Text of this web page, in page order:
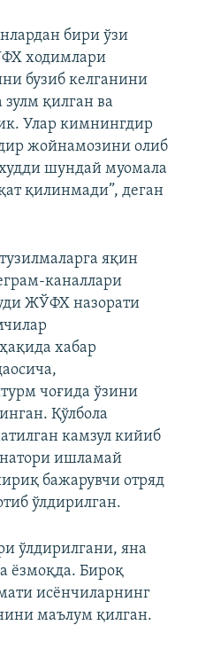
бири ўзи
ходимлари
бузиб келганини
қилган ва
Улар кимнингдир
жойнамозини олиб
шундай муомала
қилинмади”, деган
яқин
каналлари
ЖЎФХ назорати
хабар
чоғида ўзини
Қўлбола
камзул кийиб
ишламай
бажарувчи отряд
ўлдирилган.
ўлдирилгани, яна
ёзмоқда. Бироқ
исёнчиларнинг
маълум қилган.